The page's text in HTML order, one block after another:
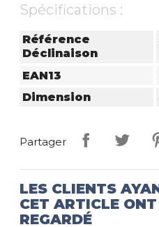
Spécifications :
Référence
Déclinaison
EAN13
Dimension
Partager
LES CLIENTS
CET ARTICLE
REGARDÉ